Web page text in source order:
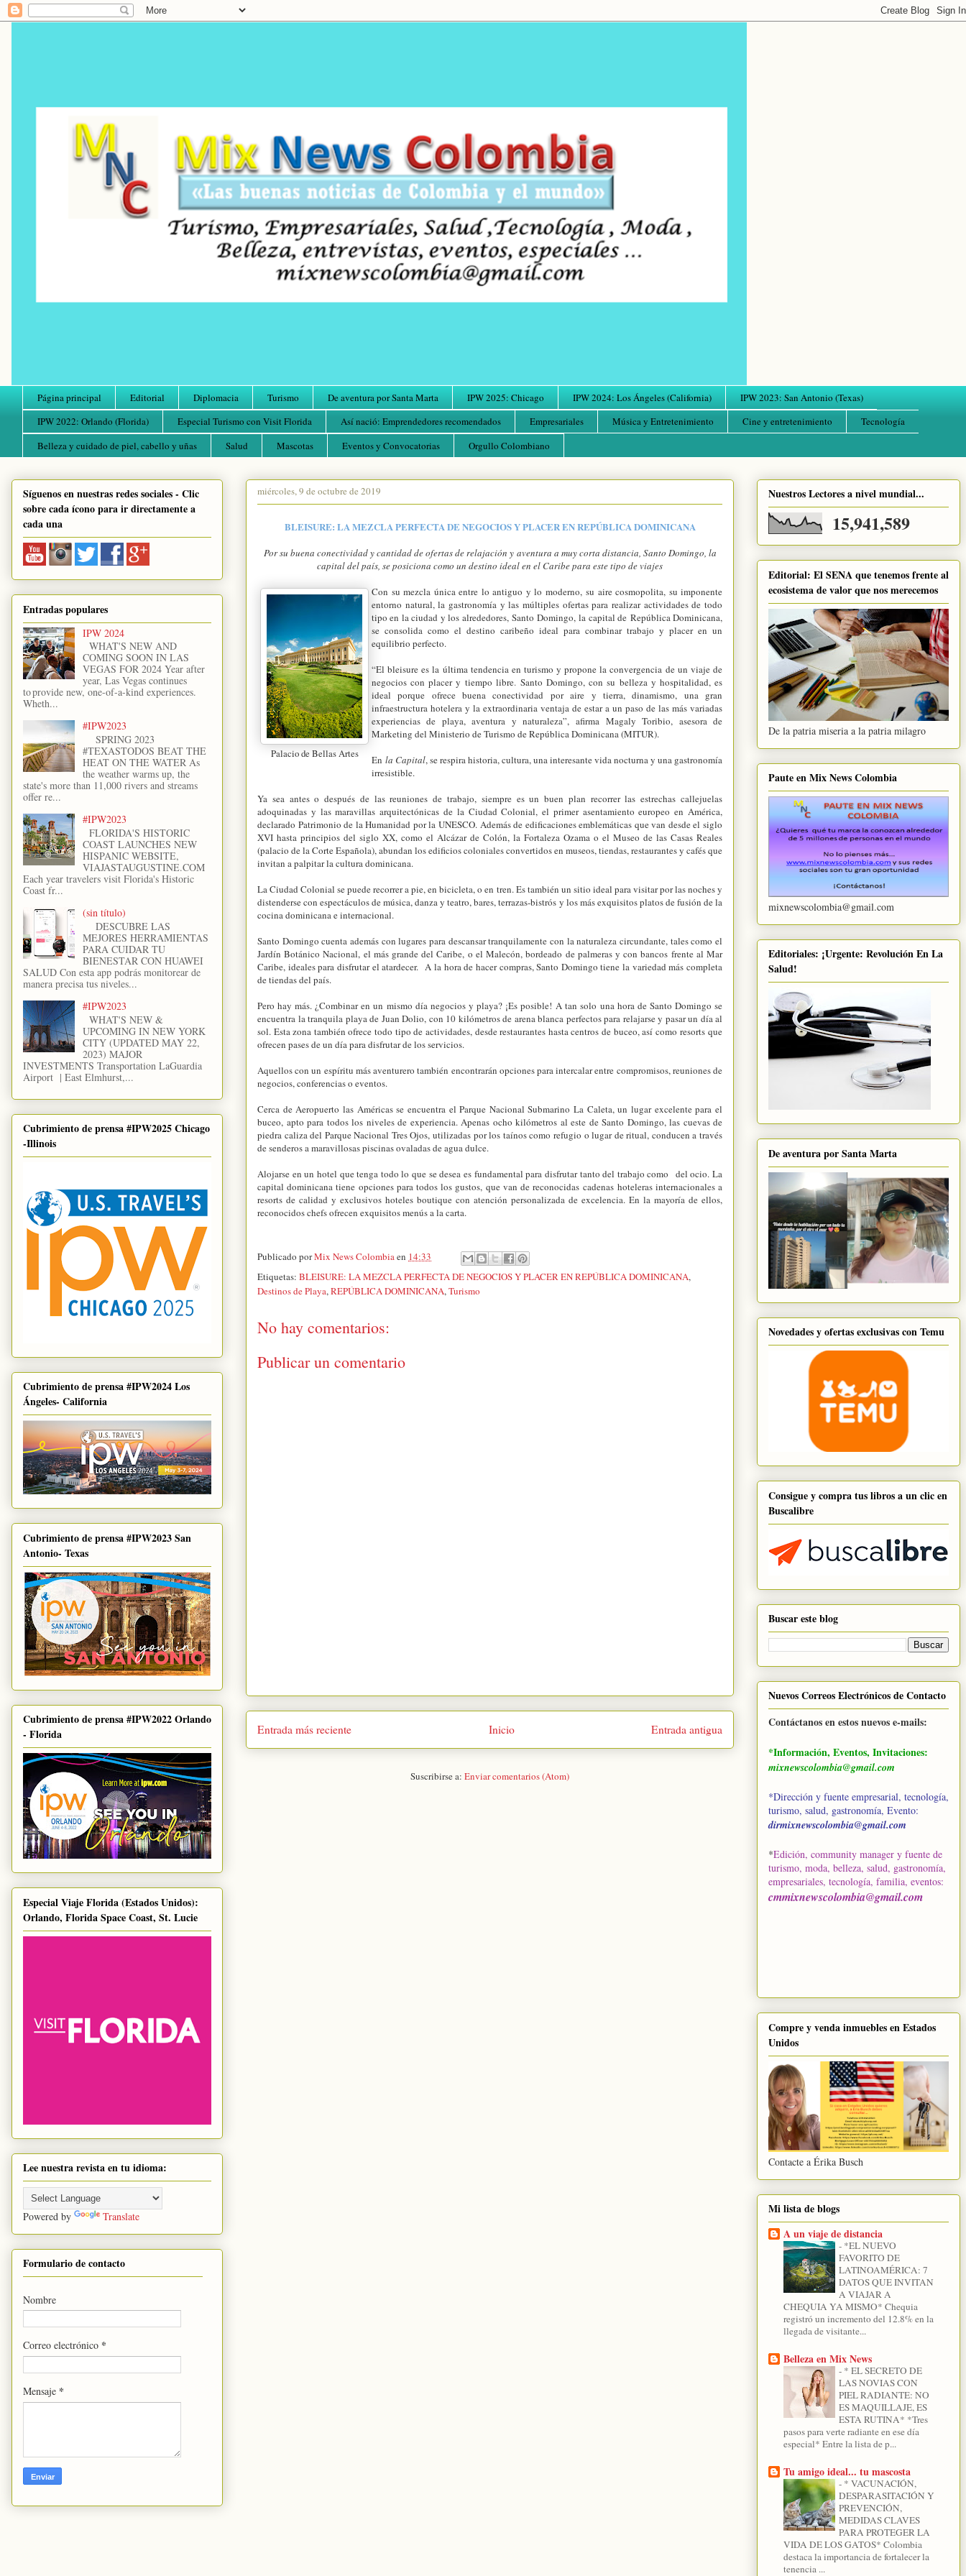
Página principal Editorial Diplomacia Turismo De aventura por Santa Marta IPW 2025: Chicago IPW 2024: Los Ángeles (California)
IPW 2023: San Antonio (Texas)
IPW 2022: Orlando (Florida)
Especial Turismo con Visit Florida Así nació: Emprendedores recomendados Empresariales Música y Entretenimiento Cine y entretenimiento
Tecnología
Belleza y cuidado de piel, cabello y uñas
Salud Mascotas Eventos y Convocatorias Orgullo Colombiano
miércoles, 9 de octubre de 2019
BLEISURE: LA MEZCLA PERFECTA DE NEGOCIOS Y PLACER EN REPÚBLICA DOMINICANA
Por su buena conectividad y cantidad de ofertas de relajación yaventura a muy corta distancia, Santo Domingo, la
capital del país, se posiciona como un destino ideal en el Caribe para este tipo de viajes
Palacio de Bellas Artes
Con su mezcla única entre lo antiguo y lo moderno, su aire cosmopolita, su imponente
entorno natural, la gastronomía y las múltiples ofertas para realizar actividades de todo
tipo en la ciudad y los alrededores,Santo Domingo, la capital de República Dominicana,
se consolida como el destino caribeño ideal para combinar trabajo y placer en un
equilibrio perfecto.
“El bleisure es la última tendencia en turismo y propone la convergencia de un viaje de
negocios con placer y tiempo libre. Santo Domingo, con su belleza y hospitalidad, es
ideal porque ofrece buena conectividad por aire y tierra, dinamismo, una gran
infraestructura hotelera y la extraordinaria ventaja de estar a un paso de las más variadas
experiencias de playa, aventura y naturaleza”,afirma Magaly Toribio, asesora de
Marketing del Ministerio de Turismo de República Dominicana (MITUR).
En la Capital, se respira historia, cultura, una interesante vida nocturna y una gastronomía
irresistible.
Ya sea antes o después de las reuniones de trabajo, siempre es un buen plan recorrer las estrechas callejuelas
adoquinadas y las maravillas arquitectónicas de la Ciudad Colonial, el primer asentamiento europeo en América,
declarado Patrimonio de la Humanidad por la UNESCO. Además de edificaciones emblemáticas que van desde el siglo
XVI hasta principios del siglo XX, como el Alcázar de Colón, la Fortaleza Ozama o el Museo de las Casas Reales
(palacio de la Corte Española), abundan los edificios coloniales convertidos en museos, tiendas, restaurantes y cafés que
invitan a palpitar la cultura dominicana.
La Ciudad Colonial se puede recorrer a pie, en bicicleta, o en tren. Es también un sitio ideal para visitar por las noches y
distenderse con espectáculos de música, danza y teatro, bares, terrazas-bistrós y los más exquisitos platos de fusión de la
cocina dominicana e internacional.
Santo Domingo cuenta además con lugares para descansar tranquilamente con la naturaleza circundante, tales como el
Jardín Botánico Nacional, el más grande del Caribe, o el Malecón, bordeado de palmeras y con bancos frente al Mar
Caribe, ideales para disfrutar el atardecer. A la hora de hacer compras, Santo Domingo tiene la variedad más completa
de tiendas del país.
Pero hay más. ¿Combinar en un mismo día negocios y playa? ¡Es posible! A tan solo una hora de Santo Domingo se
encuentra la tranquila playa de Juan Dolio, con 10 kilómetros de arena blanca perfectos para relajarse y pasar un día al
sol. Esta zona también ofrece todo tipo de actividades, desde restaurantes hasta centros de buceo, así comoresorts que
ofrecen pases de un día para disfrutar de los servicios.
Aquellos con un espíritu más aventurero también encontrarán opciones para intercalar entre compromisos, reuniones de
negocios, conferencias o eventos.
Cerca de Aeropuerto las Américas se encuentra el Parque Nacional Submarino La Caleta, un lugar excelente para el
buceo, apto para todos los niveles de experiencia. Apenas ocho kilómetros al este de Santo Domingo, las cuevas de
piedra caliza del Parque Nacional Tres Ojos, utilizadas por los taínos como refugio o lugar de ritual, conducen a través
de senderos a maravillosas piscinas ovaladas de agua dulce.
Alojarse en un hotel que tenga todo lo que se desea es fundamental para disfrutar tanto del trabajo como del ocio. La
capital dominicana tiene opciones para todos los gustos, que van de reconocidas cadenas hoteleras internacionales a
resorts de calidad y exclusivos hoteles boutique con atención personalizada de excelencia. En la mayoría de ellos,
reconocidos chefs ofrecen exquisitos menús a la carta.
Publicado porMix News Colombiaen 14:33
Etiquetas: BLEISURE: LA MEZCLA PERFECTA DE NEGOCIOS Y PLACER EN REPÚBLICA DOMINICANA,
Destinos de Playa,REPÚBLICA DOMINICANA,Turismo
No hay comentarios:
Publicar un comentario
Entrada más reciente Entrada antigua
Inicio
Suscribirse a: Enviar comentarios (Atom)
Síguenos en nuestras redes sociales - Clic
sobre cada ícono para ir directamente a
cada una
Entradas populares
IPW 2024
WHAT'S NEW AND
COMING SOON IN LAS
VEGAS FOR 2024 Year after
year, Las Vegas continues
to provide new, one-of-a-kind experiences.
Wheth...
#IPW2023
SPRING 2023
#TEXASTODOS BEAT THE
HEAT ON THE WATER As
the weather warms up, the
state's more than 11,000 rivers and streams
offer re...
#IPW2023
FLORIDA'S HISTORIC
COAST LAUNCHES NEW
HISPANIC WEBSITE,
VIAJASTAUGUSTINE.COM
Each year travelers visit Florida's Historic
Coast fr...
(sin título)
DESCUBRE LAS
MEJORES HERRAMIENTAS
PARA CUIDAR TU
BIENESTAR CON HUAWEI
SALUD Con esta app podrás monitorear de
manera precisa tus niveles...
#IPW2023
WHAT'S NEW &
UPCOMING IN NEW YORK
CITY (UPDATED MAY 22,
2023) MAJOR
INVESTMENTS Transportation LaGuardia
Airport | East Elmhurst,...
Cubrimiento de prensa #IPW2025 Chicago
-Illinois
Cubrimiento de prensa #IPW2024 Los
Ángeles- California
Cubrimiento de prensa #IPW2023 San
Antonio- Texas
Cubrimiento de prensa #IPW2022 Orlando
- Florida
Especial Viaje Florida (Estados Unidos):
Orlando, Florida Space Coast, St. Lucie
Lee nuestra revista en tu idioma:
Powered by Translate
Formulario de contacto
Nombre
Correo electrónico *
Mensaje *
Nuestros Lectores a nivel mundial...
15,941,589
Editorial: El SENA que tenemos frente al
ecosistema de valor que nos merecemos
De la patria miseria a la patria milagro
Paute en Mix News Colombia
mixnewscolombia@gmail.com
Editoriales: ¡Urgente: Revolución En La
Salud!
De aventura por Santa Marta
Novedades y ofertas exclusivas con Temu
Consigue y compra tus libros a un clic en
Buscalibre
Buscar este blog
Nuevos Correos Electrónicos de Contacto
Contáctanos en estos nuevos e-mails:
*Información, Eventos, Invitaciones:
mixnewscolombia@gmail.com
*Dirección y fuente empresarial, tecnología,
turismo, salud, gastronomía, Evento:
dirmixnewscolombia@gmail.com
*Edición, community manager y fuente de
turismo, moda, belleza, salud, gastronomía,
empresariales, tecnología, familia, eventos:
cmmixnewscolombia@gmail.com
Compre y venda inmuebles en Estados
Unidos
Contacte a Érika Busch
Mi lista de blogs
A un viaje de distancia
- *EL NUEVO
FAVORITO DE
LATINOAMÉRICA: 7
DATOS QUE INVITAN
A VIAJAR A
CHEQUIA YA MISMO* Chequia
registró un incremento del 12.8% en la
llegada de visitante...
Belleza en Mix News
- * EL SECRETO DE
LAS NOVIAS CON
PIEL RADIANTE: NO
ES MAQUILLAJE, ES
ESTA RUTINA* *Tres
pasos para verte radiante en ese día
especial* Entre la lista de p...
Tu amigo ideal... tu mascosta
- * VACUNACIÓN,
DESPARASITACIÓN Y
PREVENCIÓN,
MEDIDAS CLAVES
PARA PROTEGER LA
VIDA DE LOS GATOS* Colombia
destaca la importancia de fortalecer la
tenencia ...